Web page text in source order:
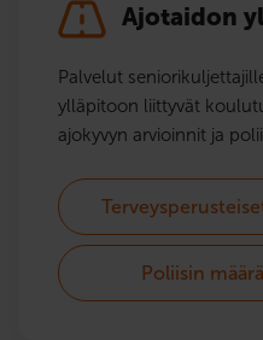
Ajotaidon
Palvelut
ylläpitoon liittyvät
ajokyvyn arvioinnit ja
Poliisin